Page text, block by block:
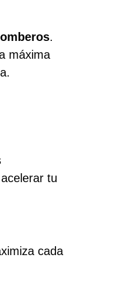
.
máxima
tu
cada